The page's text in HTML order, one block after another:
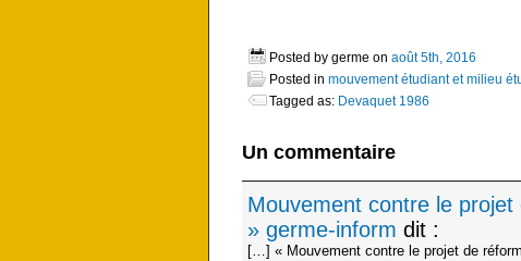
Posted by germe on août 5th, 2016
Posted in mouvement étudiant et milieu
Tagged as: Devaquet 1986
Un commentaire
Mouvement contre le
» germe-inform dit :
[…] « Mouvement contre le projet de